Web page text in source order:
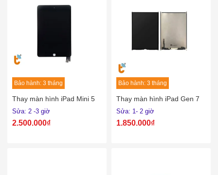
Bảo hành: 3 tháng
Thay màn hình iPad Mini 5
Sửa: 2 -3 giờ
2.500.000₫
Bảo hành: 3 tháng
Thay màn hình iPad Gen 7
Sửa: 1- 2 giờ
1.850.000₫